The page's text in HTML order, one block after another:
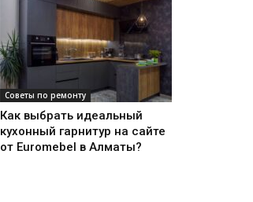
Советы по ремонту
Как выбрать идеальный
кухонный гарнитур на сайте
от Euromebel в Алматы?